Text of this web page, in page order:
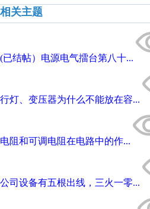
相关主题
(已结帖）电源电气擂台第八十...
行灯、变压器为什么不能放在容...
电阻和可调电阻在电路中的作...
公司设备有五根出线，三火一零...